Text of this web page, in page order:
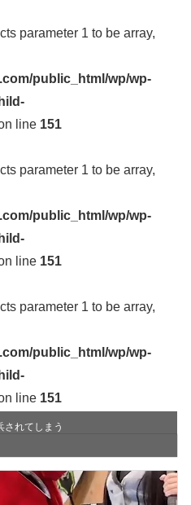
parameter 1 to be array,
public_html/wp/wp-
line 151
parameter 1 to be array,
public_html/wp/wp-
line 151
parameter 1 to be array,
public_html/wp/wp-
line 151
されてしまう